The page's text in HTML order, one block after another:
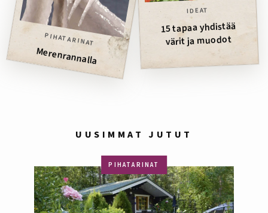
PIHATARINAT
Merenrannalla
IDEAT
15 tapaa yhdistää
värit ja muodot
UUSIMMAT JUTUT
PIHATARINAT